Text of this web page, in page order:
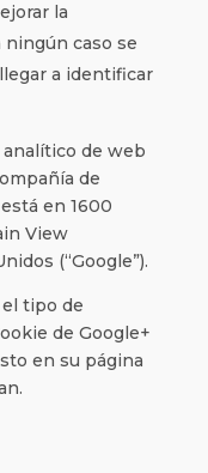
la
caso se
a identificar
de web
de
en 1600
View
(“Google”).
tipo de
de Google+
en su página